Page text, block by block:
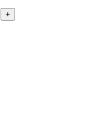
+